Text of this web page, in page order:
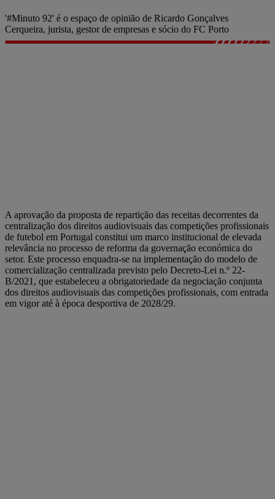
'#Minuto 92' é o espaço de opinião de Ricardo Gonçalves
Cerqueira, jurista, gestor de empresas e sócio do FC Porto
A aprovação da proposta de repartição das receitas decorrentes da
centralização dos direitos audiovisuais das competições profissionais
de futebol em Portugal constitui um marco institucional de elevada
relevância no processo de reforma da governação económica do
setor. Este processo enquadra-se na implementação do modelo de
comercialização centralizada previsto pelo Decreto-Lei n.º 22-
B/2021, que estabeleceu a obrigatoriedade da negociação conjunta
dos direitos audiovisuais das competições profissionais, com entrada
em vigor até à época desportiva de 2028/29.